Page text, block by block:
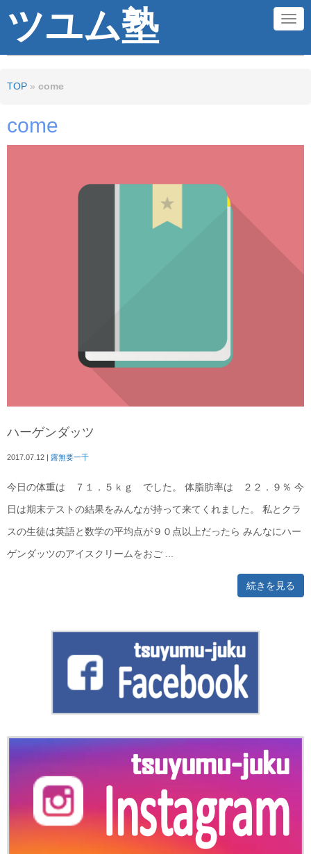
ツユム塾 N
TOP » come
come
ハーゲンダッツ
2017.07.12 | 露無要一千
今日の体重は ７１．５ｋｇ でした。 体脂肪率は ２２．９％ 今
日は期末テストの結果をみんなが持って来てくれました。 私とクラ
スの生徒は英語と数学の平均点が９０点以上だったら みんなにハー
ゲンダッツのアイスクリームをおご ...
続きを見る